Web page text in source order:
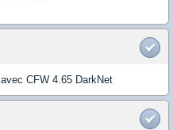
CFW 4.65 DarkNet